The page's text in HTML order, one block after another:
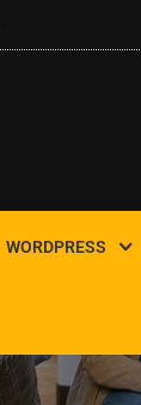
WORDPRESS